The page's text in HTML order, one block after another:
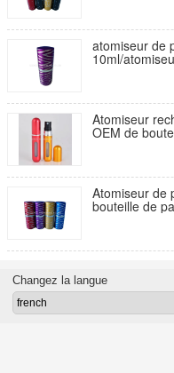
atomiseur de
10ml/
Atomiseur
OEM de
Atomiseur de
bouteille de
Changez la langue